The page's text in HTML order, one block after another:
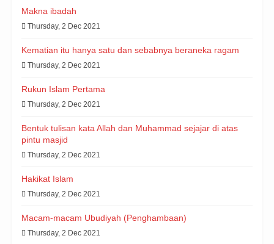
Makna ibadah
Thursday, 2 Dec 2021
Kematian itu hanya satu dan sebabnya beraneka ragam
Thursday, 2 Dec 2021
Rukun Islam Pertama
Thursday, 2 Dec 2021
Bentuk tulisan kata Allah dan Muhammad sejajar di atas
pintu masjid
Thursday, 2 Dec 2021
Hakikat Islam
Thursday, 2 Dec 2021
Macam-macam Ubudiyah (Penghambaan)
Thursday, 2 Dec 2021